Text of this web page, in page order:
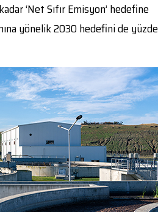
‘Net Sıfır Emisyon’ hedefine
yönelik 2030 hedefini de yüzde